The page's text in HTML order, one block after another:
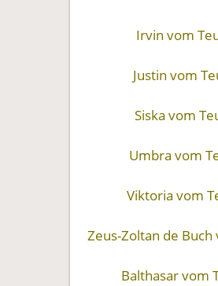
Irvin vom
Justin vom
Siska vom
Umbra vom
Viktoria vom
Zeus-Zoltan de
Balthasar vom